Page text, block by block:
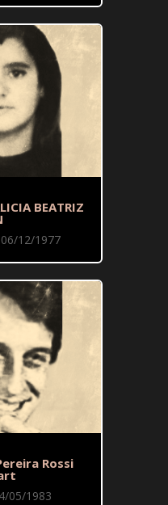
BEATRIZ
12/1977
Rossi
05/1983